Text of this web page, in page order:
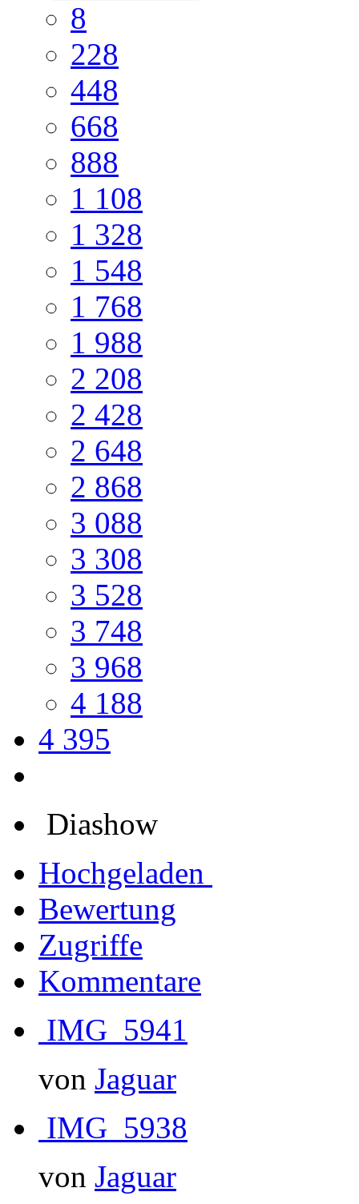
8
228
448
668
888
1 108
1 328
1 548
1 768
1 988
2 208
2 428
2 648
2 868
3 088
3 308
3 528
3 748
3 968
4 188
4 395
Diashow
Hochgeladen
Bewertung
Zugriffe
Kommentare
IMG_5941
von Jaguar
IMG_5938
von Jaguar